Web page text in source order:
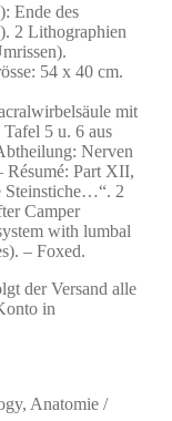
Ende des
2 Lithographien
54 x 40 cm.
mit
5 u. 6 aus
Nerven
Résumé: Part XII,
Steinstiche…“. 2
Camper
with lumbal
– Foxed.
der Versand alle
in
Anatomie /